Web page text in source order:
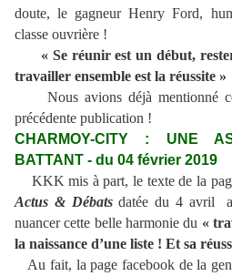
doute, le gagneur Henry Ford,
classe ouvrière !
« Se réunir est un début,
travailler ensemble est la réussite »
Nous avions déjà mentionné
précédente publication !
CHARMOY-CITY : UNE
BATTANT - du 04 février 2019
KKK mis à part, le texte de la
Actus & Débatsdatée du 4 avril
nuancer cette belle harmonie du «
la naissance d’une liste ! Et sa
Au fait, la page facebook de la